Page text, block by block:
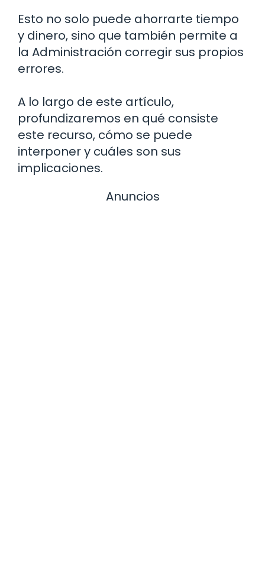
Esto no solo puede ahorrarte tiempo
y dinero, sino que también permite a
la Administración corregir sus propios
errores.
A lo largo de este artículo,
profundizaremos en qué consiste
este recurso, cómo se puede
interponer y cuáles son sus
implicaciones.
Anuncios